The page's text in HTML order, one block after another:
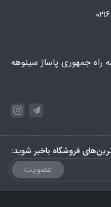
راه جمهوری پاساژ سینوهه
فروشگاه باخبر شوید:
عضویت